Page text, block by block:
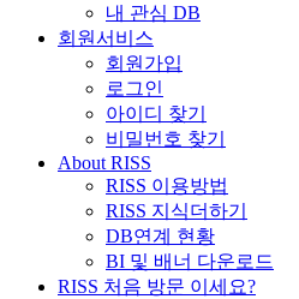
내 관심 DB
회원서비스
회원가입
로그인
아이디 찾기
비밀번호 찾기
About RISS
RISS 이용방법
RISS 지식더하기
DB연계 현황
BI 및 배너 다운로드
RISS 처음 방문 이세요?